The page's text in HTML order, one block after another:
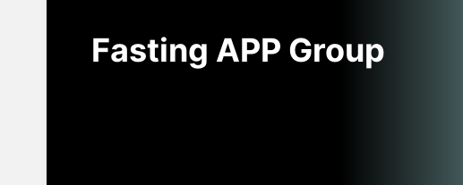
Fasting APP Group